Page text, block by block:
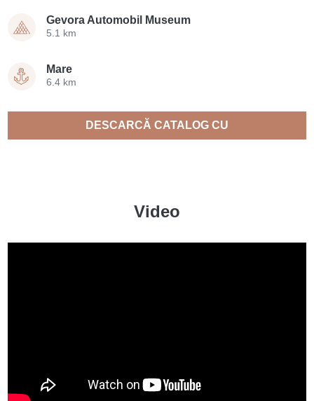
Gevora Automobil Museum
5.1 km
Mare
6.4 km
DESCARCĂ CATALOG CU
Video